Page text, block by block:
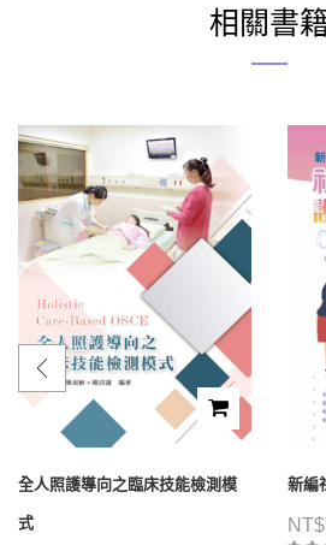
相關書
全人照護導向之臨床技能檢測模
式
新編
NT$